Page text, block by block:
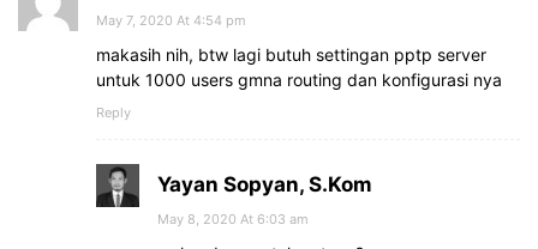
May 7, 2020 At 4:54 pm
makasih nih, btw lagi butuh settingan pptp server
untuk 1000 users gmna routing dan konfigurasi nya
Reply
Yayan Sopyan, S.Kom
May 8, 2020 At 6:03 am